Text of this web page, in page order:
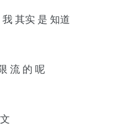
其实 是 知道
流 的 呢